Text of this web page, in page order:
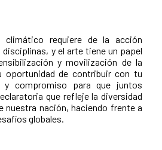
climático requiere de la acción
y el arte tiene un papel
y movilización de la
oportunidad de contribuir con tu
y compromiso para que juntos
que refleje la diversidad
nuestra nación, haciendo frente a
globales.